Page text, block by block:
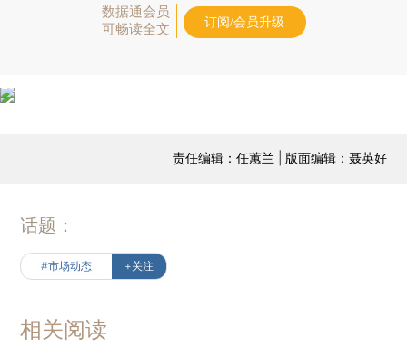
数据通会员
可畅读全文
订阅/会员升级
责任编辑：任蕙兰 | 版面编辑：聂英好
话题：
#市场动态 +关注
相关阅读